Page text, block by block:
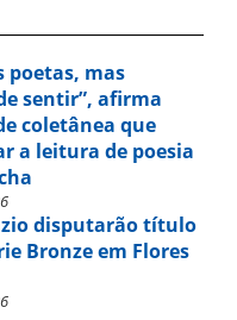
poetas, mas
sentir”, afirma
coletânea que
a leitura de poesia
disputarão título
Bronze em Flores